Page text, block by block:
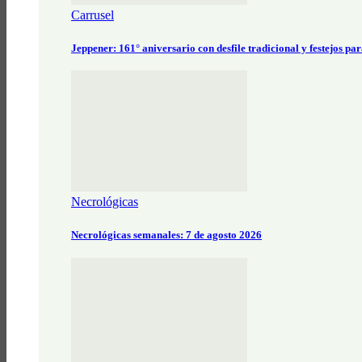
Carrusel
Jeppener: 161° aniversario con desfile tradicional y festejos
Necrológicas
Necrológicas semanales: 7 de agosto 2026